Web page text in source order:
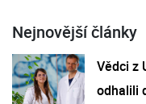
Nejnovější články
Vědci z
odhalili